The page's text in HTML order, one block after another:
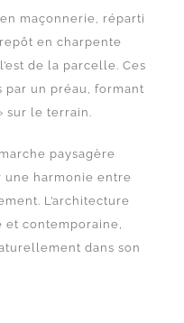
maçonnerie, réparti
en charpente
de la parcelle. Ces
un préau, formant
sur le terrain.
paysagère
une harmonie entre
L’architecture
et contemporaine,
dans son